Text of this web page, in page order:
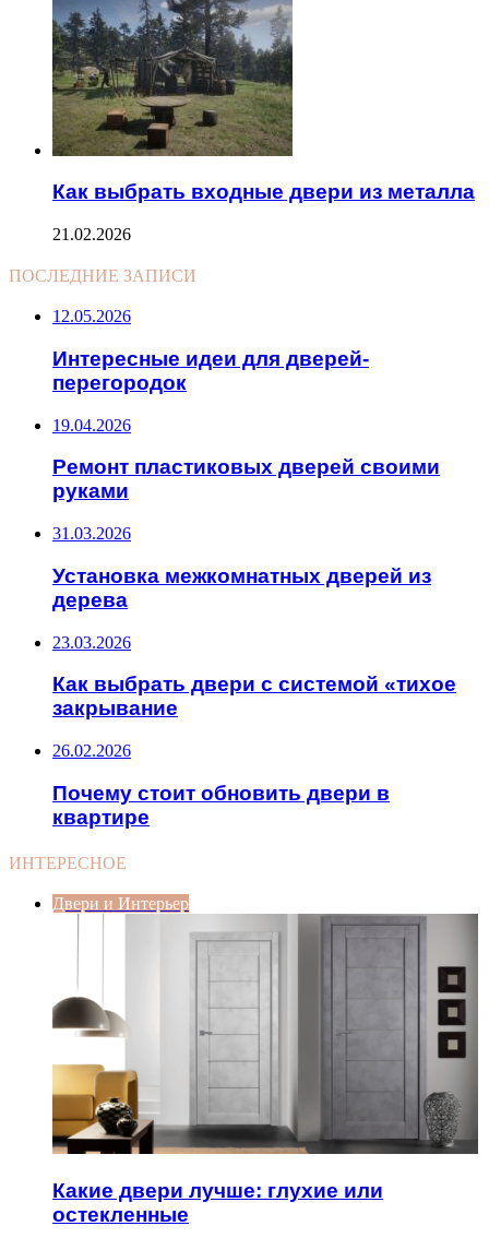
Как выбрать входные двери из металла
21.02.2026
ПОСЛЕДНИЕ ЗАПИСИ
12.05.2026
Интересные идеи для дверей-
перегородок
19.04.2026
Ремонт пластиковых дверей своими
руками
31.03.2026
Установка межкомнатных дверей из
дерева
23.03.2026
Как выбрать двери с системой «тихое
закрывание
26.02.2026
Почему стоит обновить двери в
квартире
ИНТЕРЕСНОЕ
Двери и Интерьер
Какие двери лучше: глухие или
остекленные